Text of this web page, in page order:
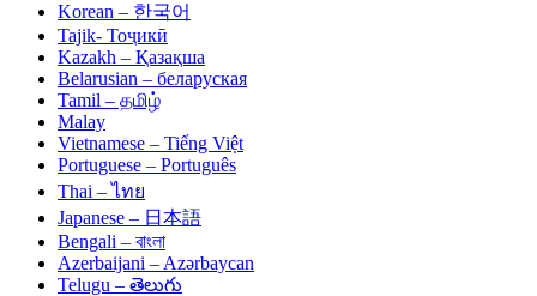
Korean – 한국어
Tajik- Тоҷикӣ
Kazakh – Қазақша
Belarusian – беларуская
Tamil – தமிழ்
Malay
Vietnamese – Tiếng Việt
Portuguese – Português
Thai – ไทย
Japanese – 日本語
Bengali – বাংলা
Azerbaijani – Azərbaycan
Telugu – తెలుగు